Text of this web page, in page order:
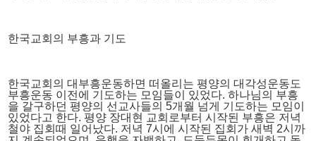
한국교회의 부흥과 기도
한국교회의 대부흥운동하면 떠올리는 평양의 대각성운동도
부흥운동 이전에 기도하는 모임들이 있었다. 하나님의 부흥
을 갈구하던 평양의 선교사들의 5개월 넘게 기도하는 모임이
있었다고 한다. 평양 장대현 교회로부터 시작된 부흥은 저녁
철야 집회때 일어났다. 저녁 7시에 시작된 집회가 새벽 2시까